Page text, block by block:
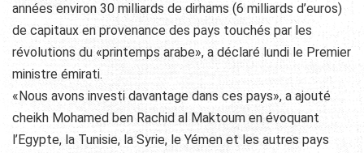
années environ 30 milliards de dirhams (6 milliards d’euros)
de capitaux en provenance des pays touchés par les
révolutions du «printemps arabe», a déclaré lundi le Premier
ministre émirati.
«Nous avons investi davantage dans ces pays», a ajouté
cheikh Mohamed ben Rachid al Maktoum en évoquant
l’Egypte, la Tunisie, la Syrie, le Yémen et les autres pays